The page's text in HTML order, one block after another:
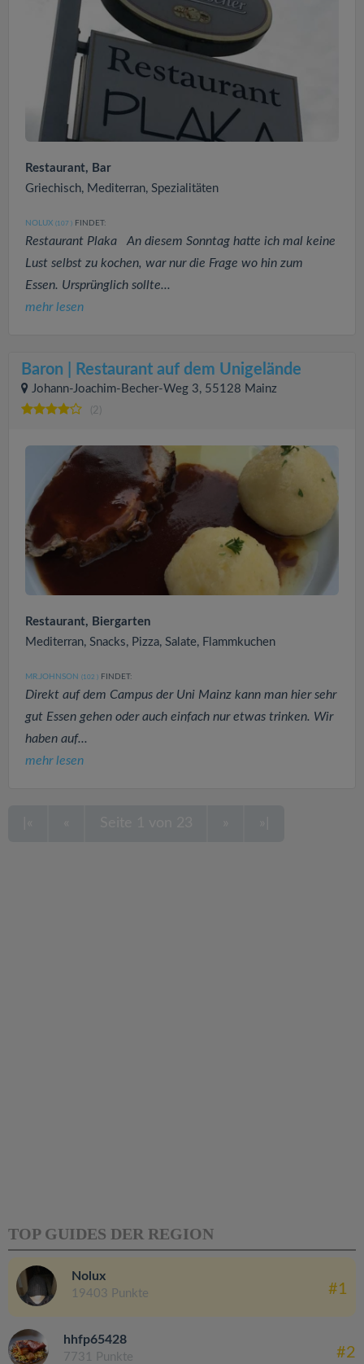
Restaurant, Bar
Griechisch, Mediterran, Spezialitäten
NOLUX (107 ) FINDET:
Restaurant Plaka An diesem Sonntag hatte ich mal keine
Lust selbst zu kochen, war nur die Frage wo hin zum
Essen. Ursprünglich sollte...
mehr lesen
Baron | Restaurant auf dem Unigelände
Johann-Joachim-Becher-Weg 3, 55128 Mainz
(2)
Restaurant, Biergarten
Mediterran, Snacks, Pizza, Salate, Flammkuchen
MR.JOHNSON (102 ) FINDET:
Direkt auf dem Campus der Uni Mainz kann man hier sehr
gut Essen gehen oder auch einfach nur etwas trinken. Wir
haben auf...
mehr lesen
TOP GUIDES DER REGION
Nolux
19403 Punkte #1
hhfp65428
7731 Punkte #2